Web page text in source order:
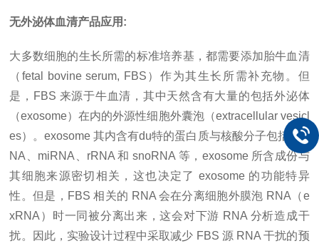
无外泌体血清产品应用 :
大多数细胞的生长所需的标准培养基，都需要添加胎牛血清
（fetal bovine serum, FBS）作为其生长所需补充物。但
是，FBS 来源于牛血清，其中天然含有大量的包括外泌体
（exosome）在内的外源性细胞外囊泡（extracellular vesicl
es）。exosome 其内含有du特的蛋白质与核酸分子包括 mR
NA、miRNA、rRNA 和 snoRNA 等，exosome 所含成份与
其细胞来源密切相关，这也决定了 exosome 的功能特异
性。但是，FBS 相关的 RNA 会在分离细胞外膜泡 RNA（e
xRNA）时一同被分离出来，这会对下游 RNA 分析造成干
扰。因此，实验设计过程中采取减少 FBS 源 RNA 干扰的预